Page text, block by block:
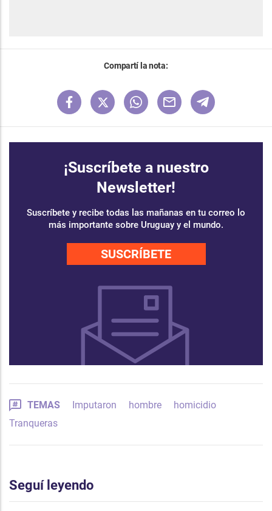
Compartí la nota:
¡Suscríbete a nuestro
Newsletter!
Suscríbete y recibe todas las mañanas en tu correo lo
más importante sobre Uruguay y el mundo.
SUSCRÍBETE
TEMAS Imputaron hombre
homicidio
Tranqueras
Seguí leyendo